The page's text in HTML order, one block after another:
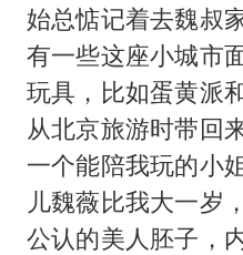
始总惦记着去魏
有一些这座小城市
玩具，比如蛋黄派
从北京旅游时带
一个能陪我玩的小
儿魏薇比我大一岁
公认的美人胚子，